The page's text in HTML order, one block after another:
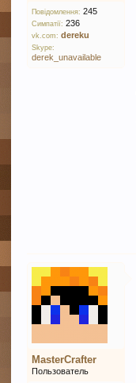
Повідомлення: 245
Симпатії: 236
vk.com: dereku
Skype:
derek_unavailable
MasterCrafter
Пользователь